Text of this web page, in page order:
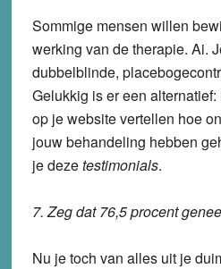
Sommige mensen willen
werking van de therapie. Ai.
dubbelblinde,
Gelukkig is er een
op je website vertellen hoe
jouw behandeling hebben
je dezetestimonials.
7. Zeg dat 76,5 procent
Nu je toch van alles uit je